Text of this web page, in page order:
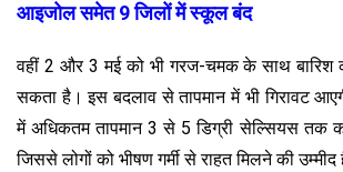
आइजोल समेत 9 जिलों में स्कूल बंद
वहीं 2 और 3 मई को भी गरज-चमक के साथ बारिश
सकता है। इस बदलाव से तापमान में भी गिरावट
में अधिकतम तापमान 3 से 5 डिग्री सेल्सियस तक
जिससे लोगों को भीषण गर्मी से राहत मिलने की उम्मीद